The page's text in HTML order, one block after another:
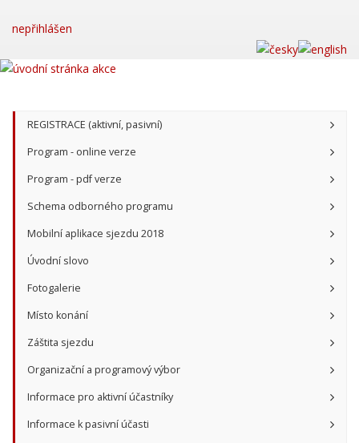
nepřihlášen
REGISTRACE (aktivní, pasivní)
Program - online verze
Program - pdf verze
Schema odborného programu
Mobilní aplikace sjezdu 2018
Úvodní slovo
Fotogalerie
Místo konání
Záštita sjezdu
Organizační a programový výbor
Informace pro aktivní účastníky
Informace k pasivní účasti